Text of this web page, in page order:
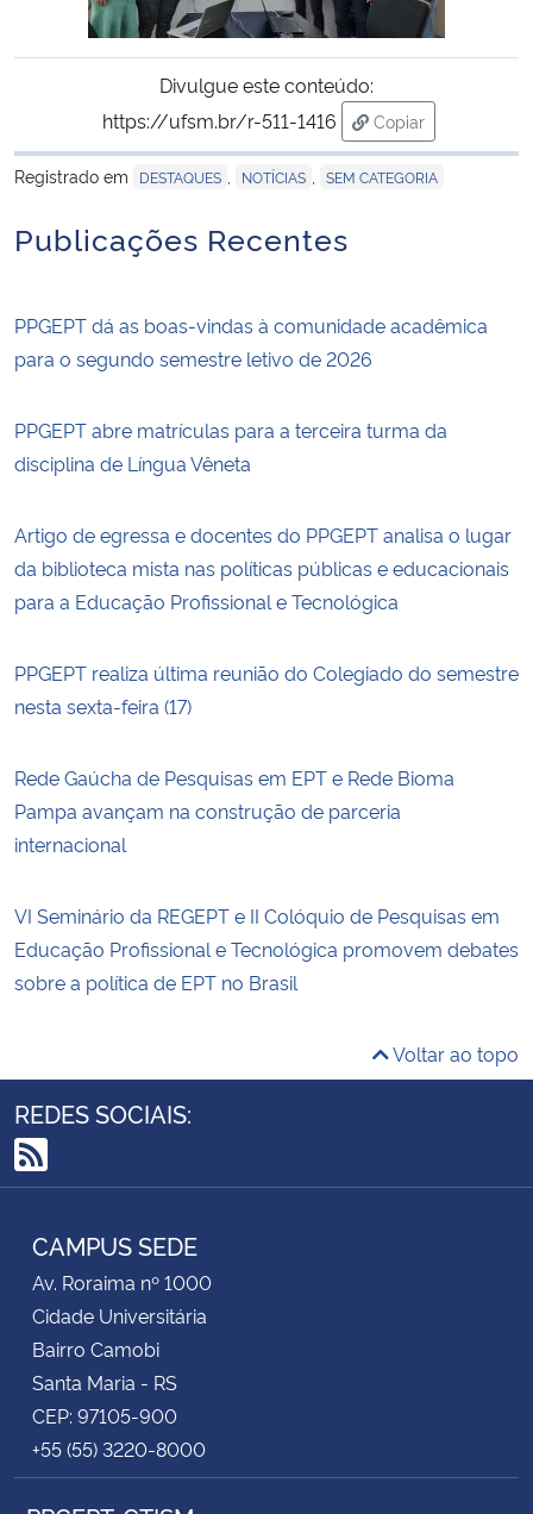
Divulgue este conteúdo:
https://ufsm.br/r-511-1416
Copiar
para área de
Registrado em
DESTAQUES NOTÍCIAS SEM CATEGORIA
Publicações Recentes
PPGEPT dá as boas-vindas à comunidade acadêmica
para o segundo semestre letivo de 2026
PPGEPT abre matrículas para a terceira turma da
disciplina de Língua Vêneta
Artigo de egressa e docentes do PPGEPT analisa o lugar
da biblioteca mista nas políticas públicas e educacionais
para a Educação Profissional e Tecnológica
PPGEPT realiza última reunião do Colegiado do semestre
nesta sexta-feira (17)
Rede Gaúcha de Pesquisas em EPT e Rede Bioma
Pampa avançam na construção de parceria
internacional
VI Seminário da REGEPT e II Colóquio de Pesquisas em
Educação Profissional e Tecnológica promovem debates
sobre a política de EPT no Brasil
Voltar ao topo
REDES SOCIAIS:
RSS
CAMPUS SEDE
Av. Roraima nº 1000
Cidade Universitária
Bairro Camobi
Santa Maria - RS
CEP: 97105-900
+55 (55) 3220-8000